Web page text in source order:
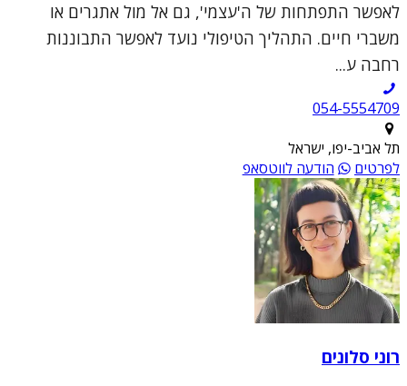
לאפשר התפתחות של ה'עצמי', גם אל מול אתגרים או
משברי חיים. התהליך הטיפולי נועד לאפשר התבוננות
רחבה ע...
054-5554709
תל אביב-יפו, ישראל
לפרטים
הודעה לווטסאפ
רוני סלונים